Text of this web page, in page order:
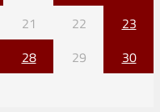
21 22
23
28 29
30